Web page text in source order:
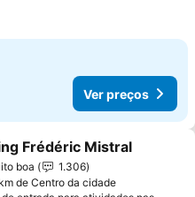
Ver preços
aos favoritos
Frédéric Mistral
boa
1.306
de Centro da cidade